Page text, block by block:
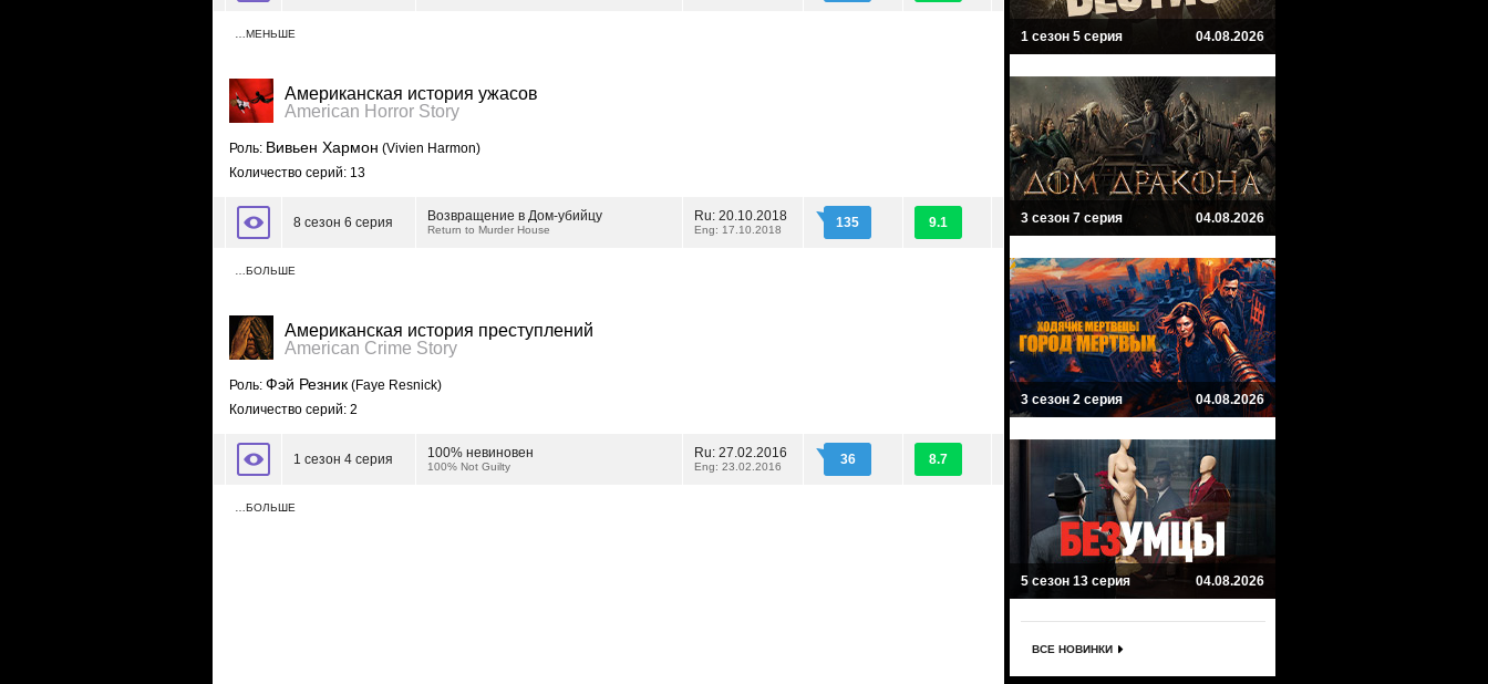
…МЕНЬШЕ
Американская история ужасов
American Horror Story
Роль: Вивьен Хармон (Vivien Harmon)
Количество серий: 13
8 сезон 6 серия Возвращение в Дом-убийцу
Return to Murder House
Ru: 20.10.2018
Eng: 17.10.2018 135 9.1
…БОЛЬШЕ
Американская история преступлений
American Crime Story
Роль: Фэй Резник (Faye Resnick)
Количество серий: 2
1 сезон 4 серия 100% невиновен
100% Not Guilty
Ru: 27.02.2016
Eng: 23.02.2016 36 8.7
…БОЛЬШЕ
1 сезон 5 серия 04.08.2026
3 сезон 7 серия 04.08.2026
3 сезон 2 серия 04.08.2026
5 сезон 13 серия 04.08.2026
ВСЕ НОВИНКИ